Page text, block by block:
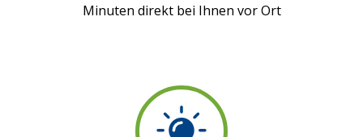
Minuten direkt bei Ihnen vor Ort